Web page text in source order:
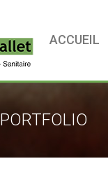
ACCUEIL
PORTFOLIO